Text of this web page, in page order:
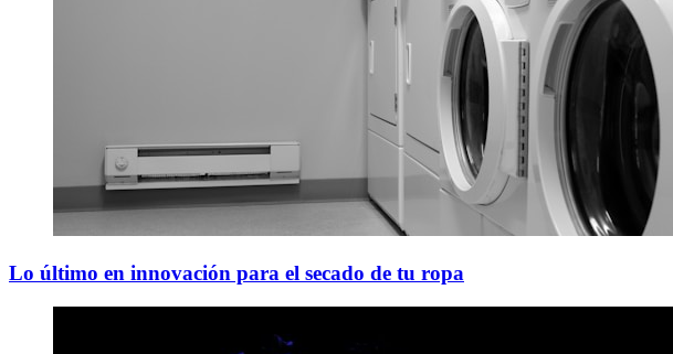
Lo último en innovación para el secado de tu ropa